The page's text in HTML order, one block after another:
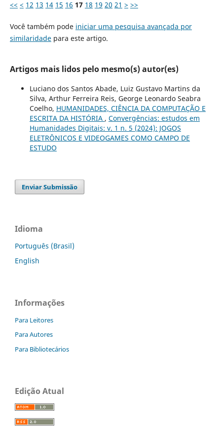
<< < 12 13 14 15 16 17 18 19 20 21 > >>
Você também pode iniciar uma pesquisa avançada por
similaridadepara este artigo.
Artigos mais lidos pelo mesmo(s) autor(es)
Luciano dos Santos Abade, Luiz Gustavo Martins da
Silva, Arthur Ferreira Reis, George Leonardo Seabra
Coelho, HUMANIDADES, CIÊNCIA DA COMPUTAÇÃO E
ESCRITA DA HISTÓRIA , Convergências: estudos em
Humanidades Digitais: v. 1 n. 5 (2024): JOGOS
ELETRÔNICOS E VIDEOGAMES COMO CAMPO DE
ESTUDO
Enviar Submissão
Idioma
Português (Brasil)
English
Informações
Para Leitores
Para Autores
Para Bibliotecários
Edição Atual